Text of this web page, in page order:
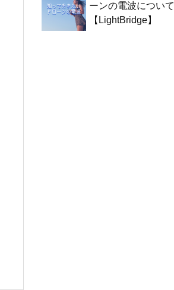
ーンの電波について
【LightBridge】